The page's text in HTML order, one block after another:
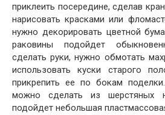
приклеить посередине, сделав
нарисовать красками или
нужно декорировать цветной
раковины подойдет
сделать руки, нужно обмотать
использовать куски старого
прикрепить ее по бокам
можно сделать из шерстяных
подойдет небольшая